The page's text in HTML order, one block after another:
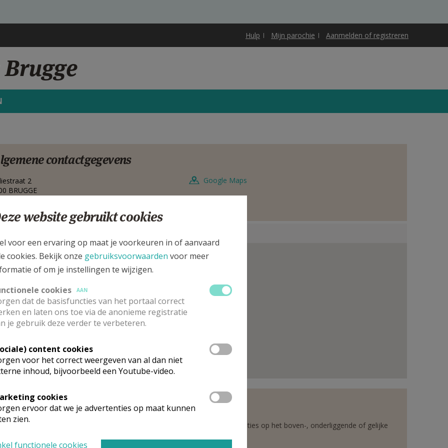
Hulp Mijn parochie Aanmelden of registreren
contactgegevens
2
BRUGGE
Google Maps
2, 8000 BRUGGE
wat je zocht? Hier vind je links naar de gegevens van andere organisaties op het boven-, onderliggende of gelijke
website gebruikt cookies
voor een ervaring op maat je voorkeuren in of aanvaard
cookies. Bekijk onze gebruiksvoorwaarden voor meer
of om je instellingen te wijzigen.
cookies
AAN
dat de basisfuncties van het portaal correct
en laten ons toe via de anonieme registratie
je gebruik deze verder te verbeteren.
content cookies
voor het correct weergeven van al dan niet
inhoud, bijvoorbeeld een Youtube-video.
cookies
ervoor dat we je advertenties op maat kunnen
zien.
functionele cookies